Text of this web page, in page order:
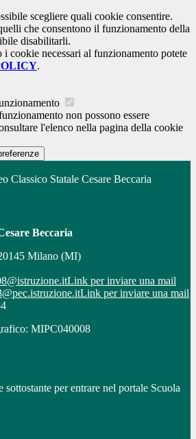
scegliere quali cookie consentire.
che consentono il funzionamento della
disabilitarli.
i cookie necessari al funzionamento potete
.
non possono essere
l'elenco nella pagina della cookie
Classico Statale Cesare Beccaria
Beccaria
Milano (MI)
Link per inviare una mail
Link per inviare una mail
MIPC040008
per entrare nel portale Scuola